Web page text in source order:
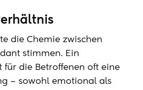
die Chemie zwischen
stimmen. Ein
für die Betroffenen oft eine
– sowohl emotional als